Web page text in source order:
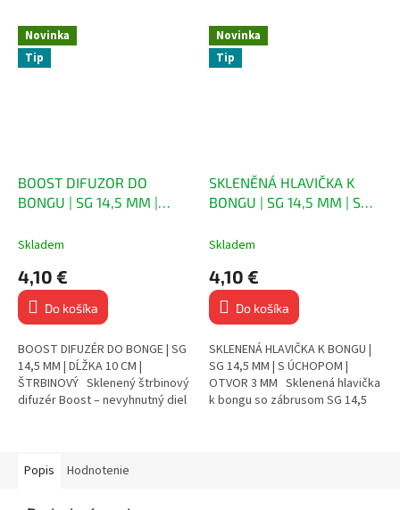
Novinka
Tip
BOOST DIFUZOR DO
BONGU | SG 14,5 MM |
ŠTĚRBINOVÝ
Skladem
4,10 €
Do košíka
BOOST DIFUZÉR DO BONGE | SG
14,5 MM | DĹŽKA 10 CM |
ŠTRBINOVÝ Sklenený štrbinový
difuzér Boost – nevyhnutný diel
Novinka
Tip
SKLENĚNÁ HLAVIČKA K
BONGU | SG 14,5 MM | S
Skladem
4,10 €
Do košíka
SKLENENÁ HLAVIČKA K BONGU |
SG 14,5 MM | S ÚCHOPOM |
OTVOR 3 MM Sklenená hlavička
k bongu so zábrusom SG 14,5
Popis Hodnotenie